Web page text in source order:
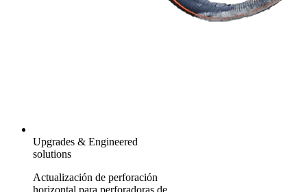
Upgrades & Engineered
solutions
Actualización de perforación
horizontal para perforadoras de